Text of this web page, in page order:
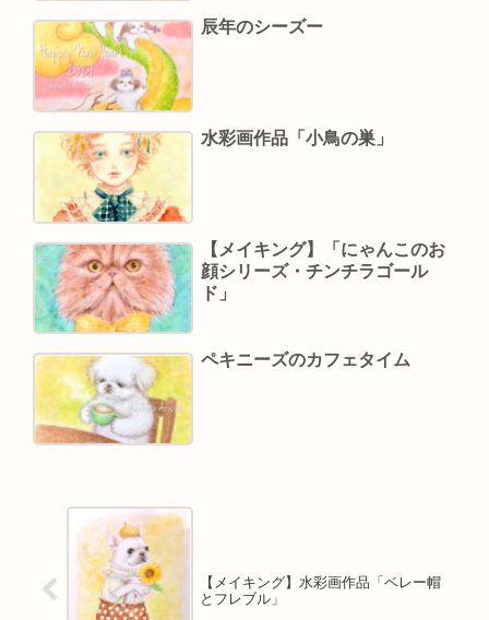
辰年のシーズー
水彩画作品「小鳥の巣」
【メイキング】「にゃんこのお
顔シリーズ・チンチラゴール
ド」
ペキニーズのカフェタイム
【メイキング】水彩画作品「ベレー帽
とフレブル」